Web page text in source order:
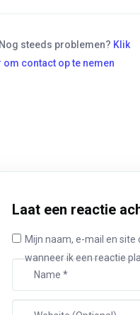
steeds problemen? Klik
om contact op te nemen
Laat een reactie
Mijn naam, e-mail en
wanneer ik een reactie